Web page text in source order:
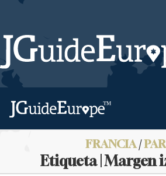
FRANCIA/
Etiqueta | Margen